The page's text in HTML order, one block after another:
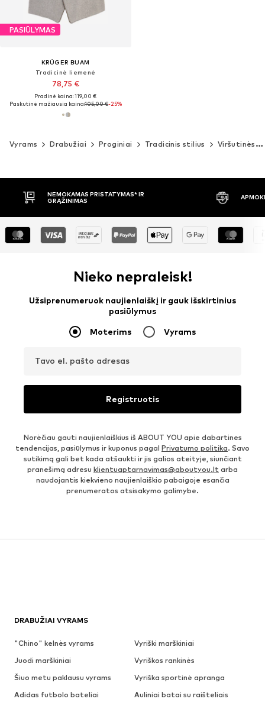
PASIŪLYMAS
KRÜGER BUAM
Tradicinė liemenė
78,75 €
Pradinė kaina: 119,00 €
Paskutinė mažiausia kaina:105,00 €-25%
Vyrams Drabužiai Proginiai Tradicinis stilius Viršutinės dalys
IR APMOKĖJIMAS PRISTAČIUS
Nieko nepraleisk!
Užsiprenumeruok naujienlaiškį ir gauk išskirtinius
pasiūlymus
Moterims Vyrams
Tavo el. pašto adresas
Registruotis
Norėčiau gauti naujienlaiškius iš ABOUT YOU apie dabartines
tendencijas, pasiūlymus ir kuponus pagal Privatumo politika. Savo
sutikimą gali bet kada atšaukti ir jis galios ateityje, siunčiant
pranešimą adresu klientuaptarnavimas@aboutyou.lt arba
naudojantis kiekvieno naujienlaiškio pabaigoje esančia
prenumeratos atsisakymo galimybe.
DRABUŽIAI VYRAMS
"Chino" kelnės vyrams
Vyriški marškiniai
Juodi marškiniai
Vyriškos rankinės
Šiuo metu paklausu vyrams
Vyriška sportinė apranga
Adidas futbolo bateliai
Auliniai batai su raišteliais